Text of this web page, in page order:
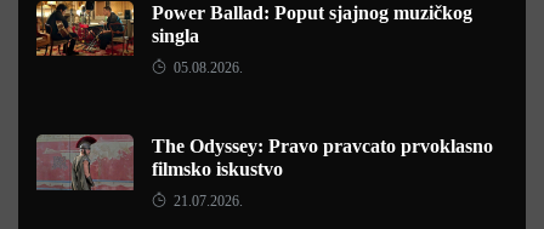
Power Ballad: Poput sjajnog muzičkog
singla
05.08.2026.
The Odyssey: Pravo pravcato prvoklasno
filmsko iskustvo
21.07.2026.